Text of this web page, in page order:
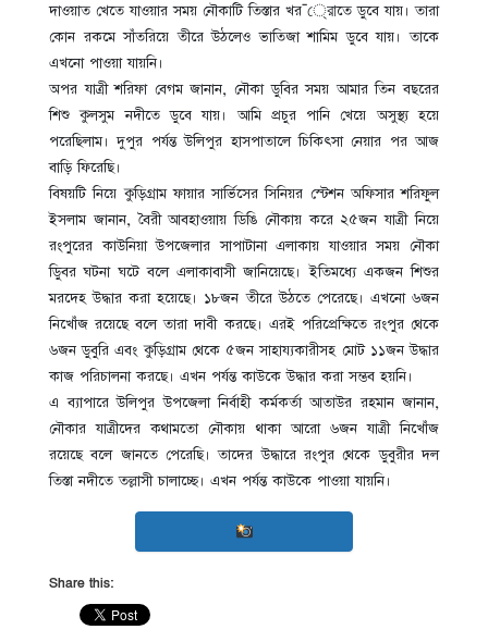
দাওয়াত খেতে যাওয়ার সময় নৌকাটি তিস্তার খর¯্রােতে ডুবে যায়। তারা
কোন রকমে সাঁতরিয়ে তীরে উঠলেও ভাতিজা শামিম ডুবে যায়। তাকে
এখনো পাওয়া যায়নি।
অপর যাত্রী শরিফা বেগম জানান, নৌকা ডুবির সময় আমার তিন বছরের
শিশু কুলসুম নদীতে ডুবে যায়। আমি প্রচুর পানি খেয়ে অসুস্থ্য হয়ে
পরেছিলাম। দুপুর পর্যন্ত উলিপুর হাসপাতালে চিকিৎসা নেয়ার পর আজ
বাড়ি ফিরেছি।
বিষয়টি নিয়ে কুড়িগ্রাম ফায়ার সার্ভিসের সিনিয়র স্টেশন অফিসার শরিফুল
ইসলাম জানান, বৈরী আবহাওয়ায় ডিঙি নৌকায় করে ২৫জন যাত্রী নিয়ে
রংপুরের কাউনিয়া উপজেলার সাপাটানা এলাকায় যাওয়ার সময় নৌকা
ডুিবর ঘটনা ঘটে বলে এলাকাবাসী জানিয়েছে। ইতিমধ্যে একজন শিশুর
মরদেহ উদ্ধার করা হয়েছে। ১৮জন তীরে উঠতে পেরেছে। এখনো ৬জন
নিখোঁজ রয়েছে বলে তারা দাবী করছে। এরই পরিপ্রেক্ষিতে রংপুর থেকে
৬জন ডুবুরি এবং কুড়িগ্রাম থেকে ৫জন সাহায্যকারীসহ মোট ১১জন উদ্ধার
কাজ পরিচালনা করছে। এখন পর্যন্ত কাউকে উদ্ধার করা সম্ভব হয়নি।
এ ব্যাপারে উলিপুর উপজেলা নির্বাহী কর্মকর্তা আতাউর রহমান জানান,
নৌকার যাত্রীদের কথামতো নৌকায় থাকা আরো ৬জন যাত্রী নিখোঁজ
রয়েছে বলে জানতে পেরেছি। তাদের উদ্ধারে রংপুর থেকে ডুবুরীর দল
তিস্তা নদীতে তল্লাসী চালাচ্ছে। এখন পর্যন্ত কাউকে পাওয়া যায়নি।
Share this: